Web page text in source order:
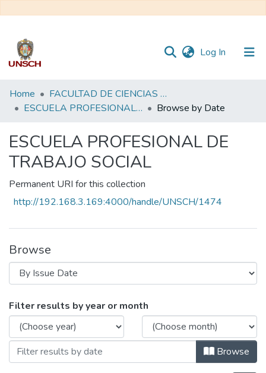
Log In (current)
Communities
&
All of DSpace
Home
FACULTAD DE CIENCIAS SOCIALES
ESCUELA PROFESIONAL DE TRABAJO SOCIAL
Browse by Date
ESCUELA PROFESIONAL DE
TRABAJO SOCIAL
Permanent URI for this collection
http://192.168.3.169:4000/handle/UNSCH/1474
Browse
Browsing ESCUELA PROFESIONAL DE
Filter results by year or month
Browse